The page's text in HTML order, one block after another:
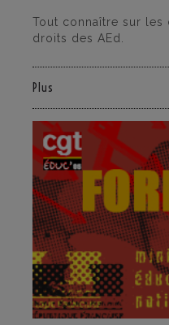
Tout connaître sur les
droits des AEd.
Plus